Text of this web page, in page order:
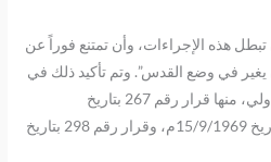
تبطل هذه الإجراءات، وأن تمتنع فوراً عن
في وضع القدس”. وتم تأكيد ذلك في
قرارات أخرى لمجلس الأمن الدولي، منها قرار رقم 267 بتاريخ
3/7/1969م، وقرار رقم 271 بتاريخ 15/9/1969م، وقرار رقم 298 بتاريخ